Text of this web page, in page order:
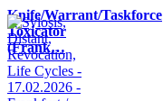
Knife/Warrant/Taskforce
Toxicator
(Frank…